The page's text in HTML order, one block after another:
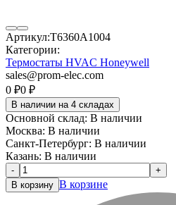
Артикул:T6360A1004
Категории:
Термостаты HVAC Honeywell
sales@prom-elec.com
0 ₽0 ₽
В наличии на 4 складах
Основной склад: В наличии
Москва: В наличии
Санкт-Петербург: В наличии
Казань: В наличии
-
+
В корзину В корзине